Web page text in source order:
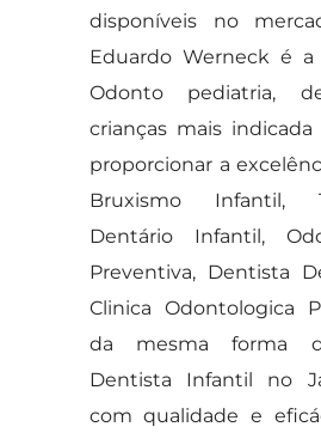
disponíveis no
Eduardo Werneck é
Odonto pediatria,
crianças mais
proporcionar a
Bruxismo Infantil,
Dentário Infantil,
Preventiva, Dentista
Clinica Odontologica
da mesma forma
Dentista Infantil no
com qualidade e